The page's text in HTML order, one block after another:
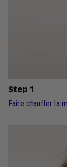
Step 1
Faire chauffer la